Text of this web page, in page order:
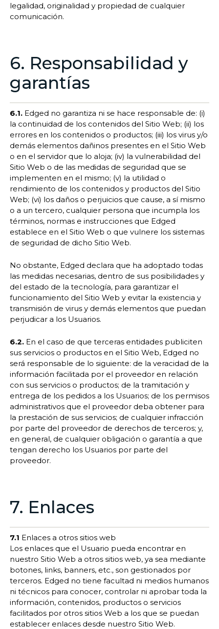
legalidad, originalidad y propiedad de cualquier
comunicación.
6. Responsabilidad y
garantías
6.1. Edged no garantiza ni se hace responsable de: (i)
la continuidad de los contenidos del Sitio Web; (ii) los
errores en los contenidos o productos; (iii) los virus y/o
demás elementos dañinos presentes en el Sitio Web
o en el servidor que lo aloja; (iv) la vulnerabilidad del
Sitio Web o de las medidas de seguridad que se
implementen en el mismo; (v) la utilidad o
rendimiento de los contenidos y productos del Sitio
Web; (vi) los daños o perjuicios que cause, a sí mismo
o a un tercero, cualquier persona que incumpla los
términos, normas e instrucciones que Edged
establece en el Sitio Web o que vulnere los sistemas
de seguridad de dicho Sitio Web.
No obstante, Edged declara que ha adoptado todas
las medidas necesarias, dentro de sus posibilidades y
del estado de la tecnología, para garantizar el
funcionamiento del Sitio Web y evitar la existencia y
transmisión de virus y demás elementos que puedan
perjudicar a los Usuarios.
6.2. En el caso de que terceras entidades publiciten
sus servicios o productos en el Sitio Web, Edged no
será responsable de lo siguiente: de la veracidad de la
información facilitada por el proveedor en relación
con sus servicios o productos; de la tramitación y
entrega de los pedidos a los Usuarios; de los permisos
administrativos que el proveedor deba obtener para
la prestación de sus servicios; de cualquier infracción
por parte del proveedor de derechos de terceros; y,
en general, de cualquier obligación o garantía a que
tengan derecho los Usuarios por parte del
proveedor.
7. Enlaces
7.1 Enlaces a otros sitios web
Los enlaces que el Usuario pueda encontrar en
nuestro Sitio Web a otros sitios web, ya sea mediante
botones, links, banners, etc., son gestionados por
terceros. Edged no tiene facultad ni medios humanos
ni técnicos para conocer, controlar ni aprobar toda la
información, contenidos, productos o servicios
facilitados por otros sitios Web a los que se puedan
establecer enlaces desde nuestro Sitio Web.